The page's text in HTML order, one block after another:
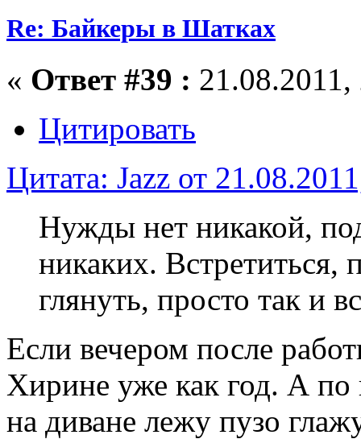
Re: Байкеры в Шатках
« Ответ #39 :
Цитировать
Цитата: Jazz от
Нужды нет никакой,
никаких. Встретиться,
глянуть, просто так и
Если вечером после
Хирине уже как год. А
на диване лежу пузо